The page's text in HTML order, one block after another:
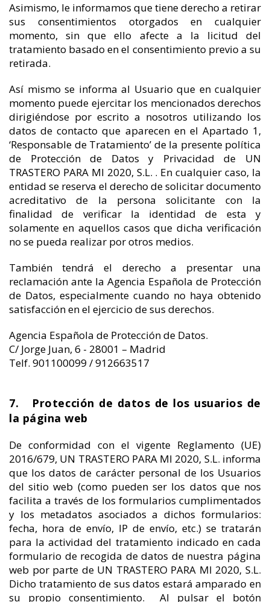
Asimismo, le informamos que tiene derecho a retirar
sus consentimientos otorgados en cualquier
momento, sin que ello afecte a la licitud del
tratamiento basado en el consentimiento previo a su
retirada.
Así mismo se informa al Usuario que en cualquier
momento puede ejercitar los mencionados derechos
dirigiéndose por escrito a nosotros utilizando los
datos de contacto que aparecen en el Apartado 1,
‘Responsable de Tratamiento’ de la presente política
de Protección de Datos y Privacidad de UN
TRASTERO PARA MI 2020, S.L. . En cualquier caso, la
entidad se reserva el derecho de solicitar documento
acreditativo de la persona solicitante con la
finalidad de verificar la identidad de esta y
solamente en aquellos casos que dicha verificación
no se pueda realizar por otros medios.
También tendrá el derecho a presentar una
reclamación ante la Agencia Española de Protección
de Datos, especialmente cuando no haya obtenido
satisfacción en el ejercicio de sus derechos.
Agencia Española de Protección de Datos.
C/ Jorge Juan, 6 - 28001 – Madrid
Telf. 901100099 / 912663517
7. Protección de datos de los usuarios de
la página web
De conformidad con el vigente Reglamento (UE)
2016/679, UN TRASTERO PARA MI 2020, S.L. informa
que los datos de carácter personal de los Usuarios
del sitio web (como pueden ser los datos que nos
facilita a través de los formularios cumplimentados
y los metadatos asociados a dichos formularios:
fecha, hora de envío, IP de envío, etc.) se tratarán
para la actividad del tratamiento indicado en cada
formulario de recogida de datos de nuestra página
web por parte de UN TRASTERO PARA MI 2020, S.L.
Dicho tratamiento de sus datos estará amparado en
su propio consentimiento. Al pulsar el botón